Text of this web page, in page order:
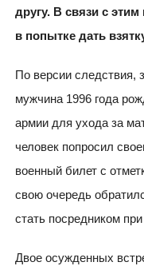
другу. В связи с
в попытке дать
По версии следствия,
мужчина 1996 года
армии для ухода за
человек попросил
военный билет с
свою очередь
стать посредником
Двое осужденных